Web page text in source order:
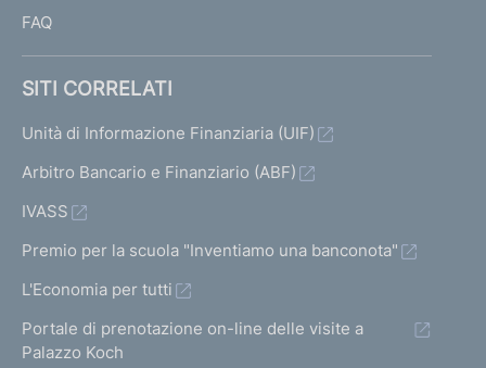
FAQ
SITI CORRELATI
Unità di Informazione Finanziaria (UIF)
Arbitro Bancario e Finanziario (ABF)
IVASS
Premio per la scuola "Inventiamo una banconota"
L'Economia per tutti
Portale di prenotazione on-line delle visite a
Palazzo Koch